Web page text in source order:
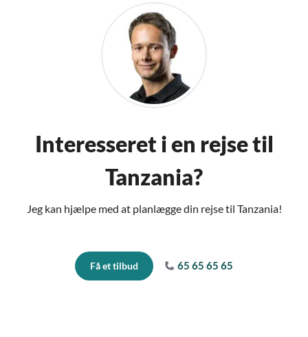
Interesseret i en rejse til
Tanzania?
Jeg kan hjælpe med at planlægge din rejse til Tanzania!
Få et tilbud 65 65 65 65